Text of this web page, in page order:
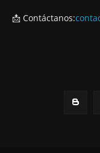
📩 Contáctanos: